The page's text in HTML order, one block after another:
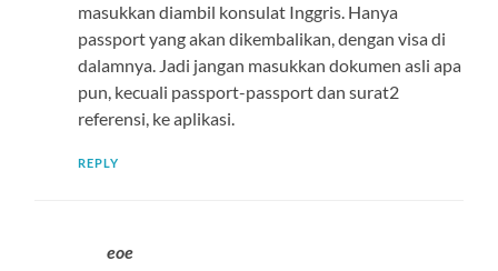
masukkan diambil konsulat Inggris. Hanya
passport yang akan dikembalikan, dengan visa di
dalamnya. Jadi jangan masukkan dokumen asli apa
pun, kecuali passport-passport dan surat2
referensi, ke aplikasi.
REPLY
eoe